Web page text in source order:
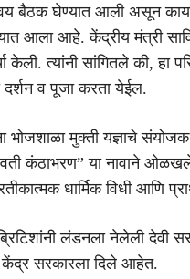
बैठक घेण्यात आली असून
आला आहे. केंद्रीय मंत्री
केली. त्यांनी सांगितले की, हा
दर्शन व पूजा करता येईल.
भोजशाळा मुक्ती यज्ञाचे
कंठाभरण” या नावाने
धार्मिक विधी आणि
लंडनला नेलेली देवी
केंद्र सरकारला दिले आहेत.